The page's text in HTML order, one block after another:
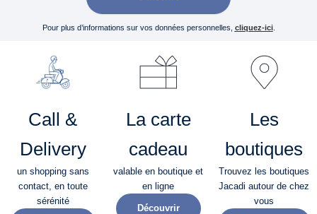
Pour plus d’informations sur vos données personnelles, cliquez-ici.
Call &
Delivery
un shopping sans
contact, en toute
sérénité​
La carte
cadeau
valable en boutique et
en ligne
Découvrir
Les
boutiques
Trouvez les boutiques
Jacadi autour de chez
vous